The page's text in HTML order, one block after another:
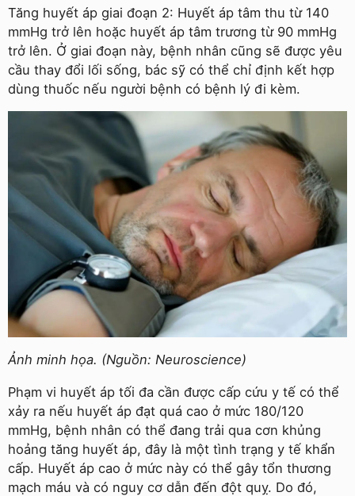
Tăng huyết áp giai đoạn 2: Huyết áp tâm thu từ 140
mmHg trở lên hoặc huyết áp tâm trương từ 90 mmHg
trở lên. Ở giai đoạn này, bệnh nhân cũng sẽ được yêu
cầu thay đổi lối sống, bác sỹ có thể chỉ định kết hợp
dùng thuốc nếu người bệnh có bệnh lý đi kèm.
Ảnh minh họa. (Nguồn: Neuroscience)
Phạm vi huyết áp tối đa cần được cấp cứu y tế có thể
xảy ra nếu huyết áp đạt quá cao ở mức 180/120
mmHg, bệnh nhân có thể đang trải qua cơn khủng
hoảng tăng huyết áp, đây là một tình trạng y tế khẩn
cấp. Huyết áp cao ở mức này có thể gây tổn thương
mạch máu và có nguy cơ dẫn đến đột quỵ. Do đó,